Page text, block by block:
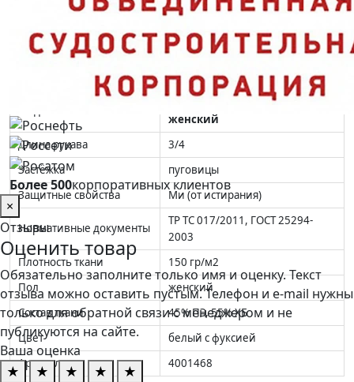
фирменным стилем;
между сменами.
Характеристики и стандарты
Халат СИРИУС-БРАЙТЛИ
женский
Длина рукава
3/4
Застёжка
пуговицы
Защитные свойства
Ми (от истирания)
Нормативные документы
ТР ТС 017/2011, ГОСТ 25294-
2003
Плотность ткани
150 гр/м2
Пол
женский
Состав ткани
45% ПЭ, 55% ХБ
Цвет
белый с фуксией
Артикул
4001468
Более 500корпоративных клиентов
×
Отзывы
Оценить товар
Обязательно заполните только имя и оценку. Текст
отзыва можно оставить пустым. Телефон и e-mail нужны
только для обратной связи с менеджером и не
публикуются на сайте.
Ваша оценка
★
★ ★ ★
★